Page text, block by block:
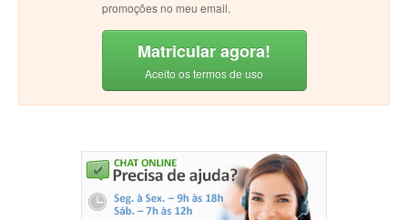
promoções no meu email.
Matricular agora!
Aceito os termos de uso